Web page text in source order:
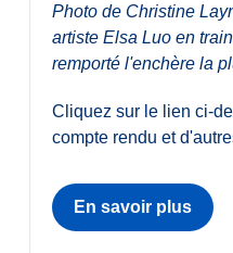
Photo de Christine
artiste Elsa Luo en
remporté l'enchère la
Cliquez sur le lien ci-
compte rendu et
En savoir plus